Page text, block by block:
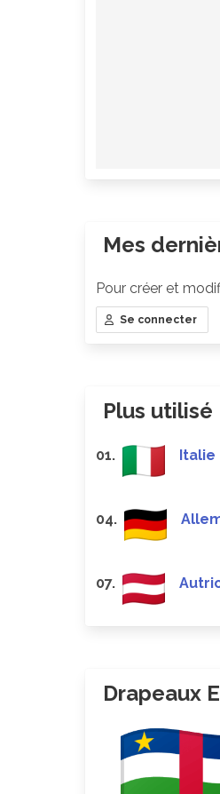
Mes
Pour créer et
Se connecter
Plus utilisé
01. Italie
04.
07.
Drapeaux